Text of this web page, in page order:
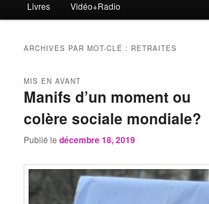
contenu
principal
contenu
secondaire
Livres Vidéo+Radio
ARCHIVES PAR MOT-CLÉ : RETRAITES
Manifs d’un moment ou
colère sociale mondiale?
MIS EN AVANT
Publié ledécembre 18, 2019